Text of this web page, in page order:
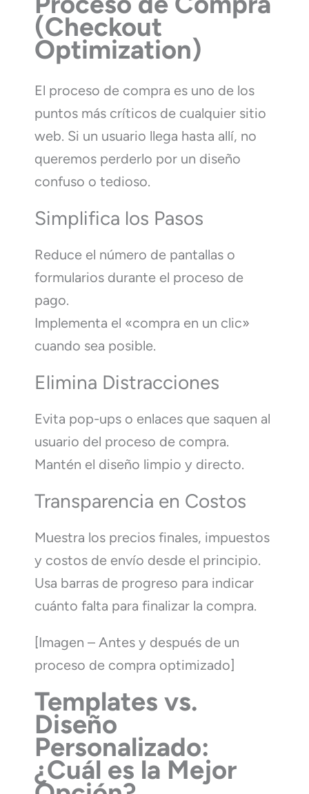
(Checkout
Optimization)
El proceso de compra es uno de los
puntos más críticos de cualquier sitio
web. Si un usuario llega hasta allí, no
queremos perderlo por un diseño
confuso o tedioso.
Simplifica los Pasos
Reduce el número de pantallas o
formularios durante el proceso de
pago.
Implementa el «compra en un clic»
cuando sea posible.
Elimina Distracciones
Evita pop-ups o enlaces que saquen al
usuario del proceso de compra.
Mantén el diseño limpio y directo.
Transparencia en Costos
Muestra los precios finales, impuestos
y costos de envío desde el principio.
Usa barras de progreso para indicar
cuánto falta para finalizar la compra.
[Imagen – Antes y después de un
proceso de compra optimizado]
Templates vs.
Diseño
Personalizado:
¿Cuál es la Mejor